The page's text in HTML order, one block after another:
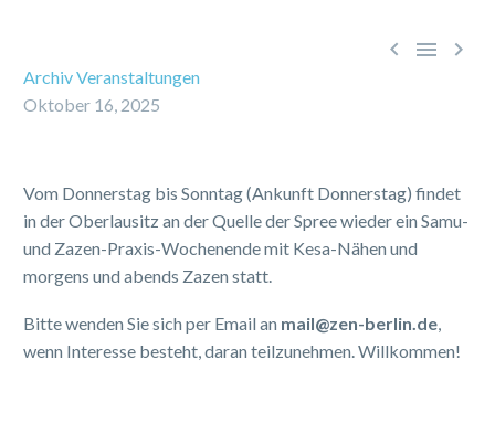
  
Archiv Veranstaltungen
Oktober 16, 2025
Vom Donnerstag bis Sonntag (Ankunft Donnerstag) findet
in der Oberlausitz an der Quelle der Spree wieder ein Samu-
und Zazen-Praxis-Wochenende mit Kesa-Nähen und
morgens und abends Zazen statt.
Bitte wenden Sie sich per Email an mail@zen-berlin.de
wenn Interesse besteht, daran teilzunehmen. Willkommen!